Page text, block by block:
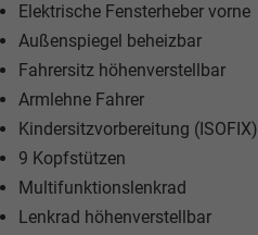
Elektrische Fensterheber vorne
Außenspiegel beheizbar
Fahrersitz höhenverstellbar
Armlehne Fahrer
Kindersitzvorbereitung (ISOFIX)
9 Kopfstützen
Multifunktionslenkrad
Lenkrad höhenverstellbar